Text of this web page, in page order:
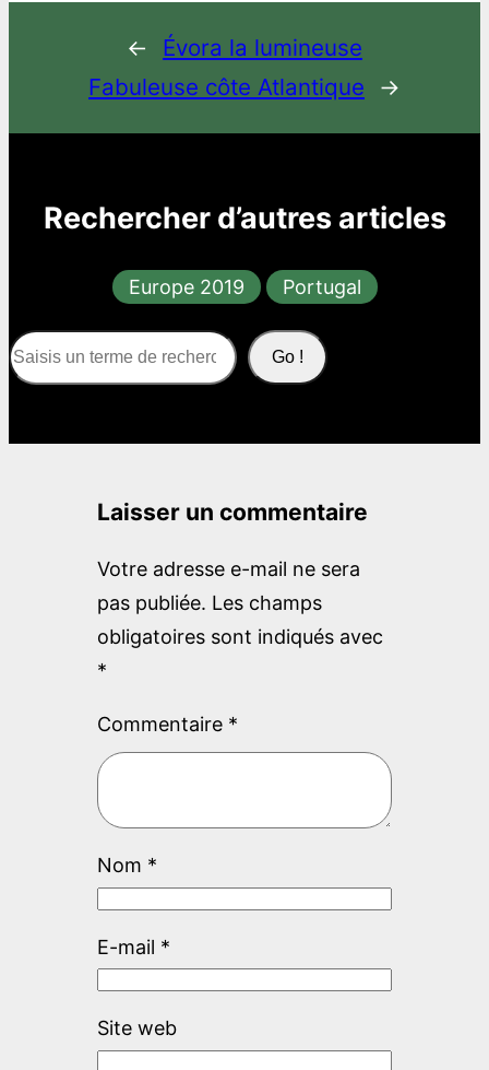
←
Évora la lumineuse
Fabuleuse côte Atlantique
→
Rechercher d’autres articles
Europe 2019 Portugal
S
e
r
Go !
Laisser un commentaire
Votre adresse e-mail ne sera
pas publiée. Les champs
obligatoires sont indiqués avec
*
Commentaire *
Nom *
E-mail *
Site web